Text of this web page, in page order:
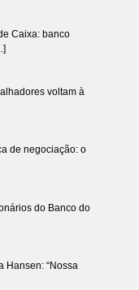
Caixa: banco
voltam à
de negociação: o
do Banco do
Hansen: “Nossa